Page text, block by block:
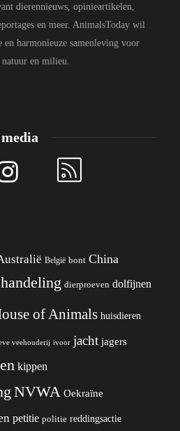
dierennieuws, opinieartikelen,
en meer. AnimalsToday wil
en harmonieuze samenleving voor
en milieu.
België bont China
dierproeven dolfijnen
of Animals huisdieren
veehouderij ivoor jacht jagers
kippen
NVWA Oekraïne
petitie politie reddingsactie